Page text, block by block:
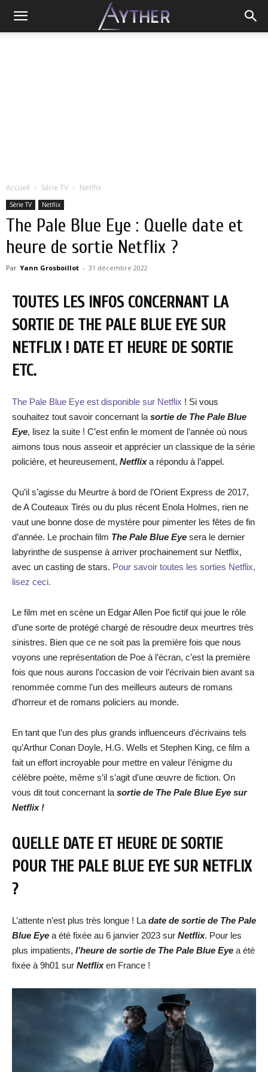
Accueil Série TV Netflix
Série TV Netflix
The Pale Blue Eye : Quelle date et
heure de sortie Netflix ?
Par Yann Grosboillot - 31 décembre 2022
TOUTES LES INFOS CONCERNANT LA
SORTIE DE THE PALE BLUE EYE SUR
NETFLIX ! DATE ET HEURE DE SORTIE
ETC.
The Pale Blue Eye est disponible sur Netflix ! Si vous
souhaitez tout savoir concernant la sortie de The Pale Blue
Eye, lisez la suite ! C’est enfin le moment de l’année où nous
aimons tous nous asseoir et apprécier un classique de la série
policière, et heureusement, Netflixa répondu à l’appel.
Qu’il s’agisse du Meurtre à bord de l’Orient Express de 2017,
de A Couteaux Tirés ou du plus récent Enola Holmes, rien ne
vaut une bonne dose de mystère pour pimenter les fêtes de fin
d’année. Le prochain film The Pale Blue Eye sera le dernier
labyrinthe de suspense à arriver prochainement sur Netflix,
avec un casting de stars. Pour savoir toutes les sorties Netflix,
lisez ceci.
Le film met en scène un Edgar Allen Poe fictif qui joue le rôle
d’une sorte de protégé chargé de résoudre deux meurtres très
sinistres. Bien que ce ne soit pas la première fois que nous
voyons une représentation de Poe à l’écran, c’est la première
fois que nous aurons l’occasion de voir l’écrivain bien avant sa
renommée comme l’un des meilleurs auteurs de romans
d’horreur et de romans policiers au monde.
En tant que l’un des plus grands influenceurs d’écrivains tels
qu’Arthur Conan Doyle, H.G. Wells et Stephen King, ce film a
fait un effort incroyable pour mettre en valeur l’énigme du
célèbre poète, même s’il s’agit d’une œuvre de fiction. On
vous dit tout concernant la sortie de The Pale Blue Eye sur
Netflix !
QUELLE DATE ET HEURE DE SORTIE
POUR THE PALE BLUE EYE SUR NETFLIX
?
L’attente n’est plus très longue ! La date de sortie de The Pale
Blue Eye a été fixée au 6 janvier 2023 sur Netflix. Pour les
plus impatients, l’heure de sortie de The Pale Blue Eye a été
fixée à 9h01 sur Netflixen France !